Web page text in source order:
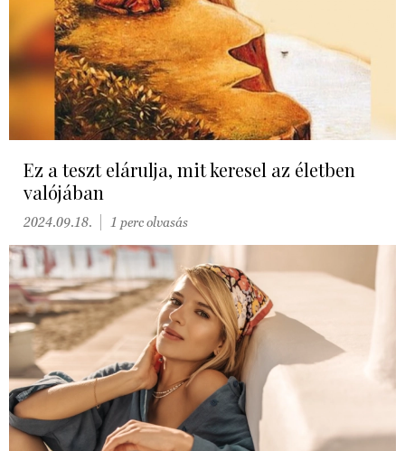
Ez a teszt elárulja, mit keresel az életben
valójában
2024.09.18. 1 perc olvasás